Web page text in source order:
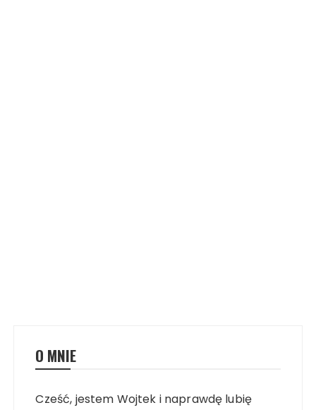
O MNIE
Cześć, jestem Wojtek i naprawdę lubię